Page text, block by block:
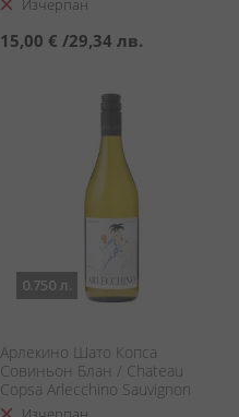
Изчерпан
15,00 € /29,34 лв.
0.750 л.
Арлекино Шато Копса
Совиньон Блан / Chateau
Copsa Arlecchino Sauvignon
Blanc